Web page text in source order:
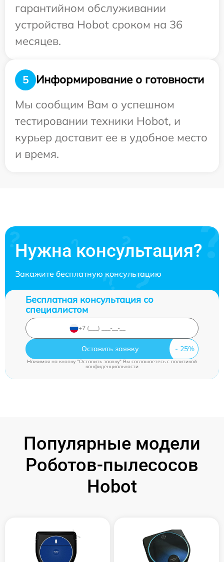
гарантийном обслуживании
устройства Hobot сроком на 36
месяцев.
5
Информирование о готовности
Мы сообщим Вам о успешном
тестировании техники Hobot, и
курьер доставит ее в удобное место
и время.
Нужна консультация?
Закажите бесплатную консультацию
Бесплатная консультация со
специалистом
Оставить заявку
Нажимая на кнопку "Оставить заявку" Вы соглашаетесь cполитикой
конфиденциальности
Популярные модели
Роботов-пылесосов
Hobot